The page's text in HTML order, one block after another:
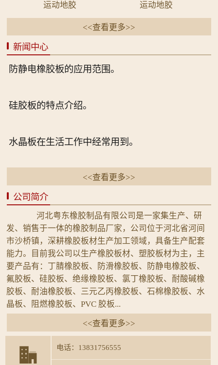
运动地胶 运动地胶
<<查看更多>>
新闻中心
防静电橡胶板的应用范围。
硅胶板的特点介绍。
水晶板在生活工作中经常用到。
<<查看更多>>
公司简介
河北粤东橡胶制品有限公司是一家集生产、研
发、销售于一体的橡胶制品厂家，公司位于河北省河间
市沙桥镇，深耕橡胶板材生产加工领域，具备生产配套
能力。目前我公司以生产橡胶板材、塑胶板材为主，主
要产品有：丁腈橡胶板、防滑橡胶板、防静电橡胶板、
氟胶板、硅胶板、绝缘橡胶板、氯丁橡胶板、耐酸碱橡
胶板、耐油橡胶板、三元乙丙橡胶板、石棉橡胶板、水
晶板、阻燃橡胶板、PVC 胶板...
<<查看更多>>
 电话：13831756555